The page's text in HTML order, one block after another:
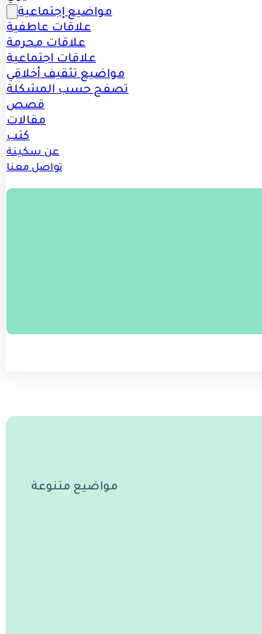
مواضيع إجتماعية
علاقات عاطفية
علاقات محرمة
علاقات اجتماعية
مواضيع تثقيف أخلاقي
تصفح حسب المشكلة
قصص
مقالات
كتب
عن سكينة
تواصل معنا
مواضيع متنوعة